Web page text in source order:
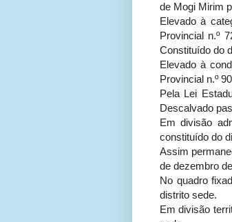
de Mogi Mirim
Elevado à
Provincial n.º
Constituído do
Elevado à
Provincial n.º
Pela Lei
Descalvado
Em divisão
constituído do
Assim
de dezembro
No quadro
distrito sede.
Em divisão